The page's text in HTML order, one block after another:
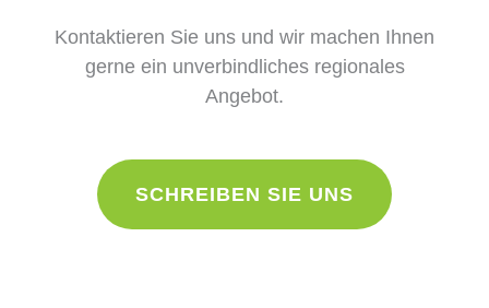
Kontaktieren Sie uns und wir machen Ihnen
gerne ein unverbindliches regionales
Angebot.
SCHREIBEN SIE UNS